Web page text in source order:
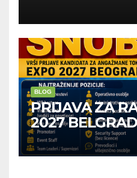
BLOG
PRIJAVA ZA
2027